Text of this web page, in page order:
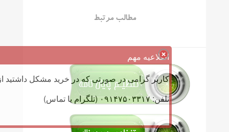
مطالب مرتبط
اطلاعیه مهم
کاربر گرامی در صورتی که در خرید مشکل داشتید
تلفن: ۰۹۱۴۷۵۰۳۳۱۷ (تلگرام یا تماس)